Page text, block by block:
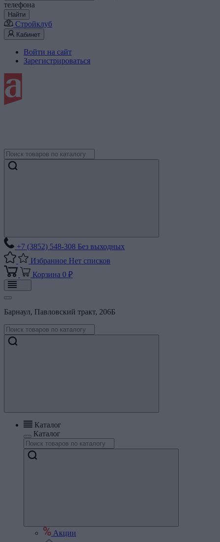
телефона
Найти
Стройклуб
Кабинет
Войти на сайт
Зарегистрироваться
+7 (3852) 548-308 Без выходных
Избранное Нет списков
Корзина 0 ₽
Барнаул, Павловский тракт, 206Б
Каталог
Каталог
Акции